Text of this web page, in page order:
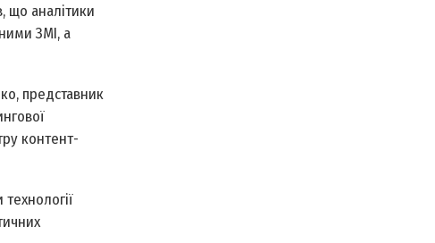
що аналітики
ЗМІ, а
представник
контент-